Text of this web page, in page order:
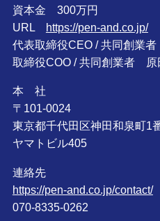
資本金 300万円
URL https://pen-and.co.jp/
代表取締役CEO / 共同創業
取締役COO / 共同創業者 原
本 社
〒101-0024
東京都千代田区神田和泉町1
ヤマトビル405
連絡先
https://pen-and.co.jp/contact/
070-8335-0262